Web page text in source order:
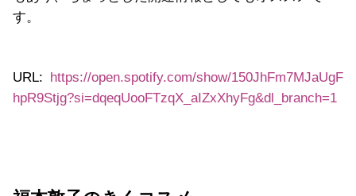
す。
URL: https://open.spotify.com/show/150JhFm7MJaUgF
hpR9Stjg?si=dqeqUooFTzqX_aIZxXhyFg&dl_branch=1